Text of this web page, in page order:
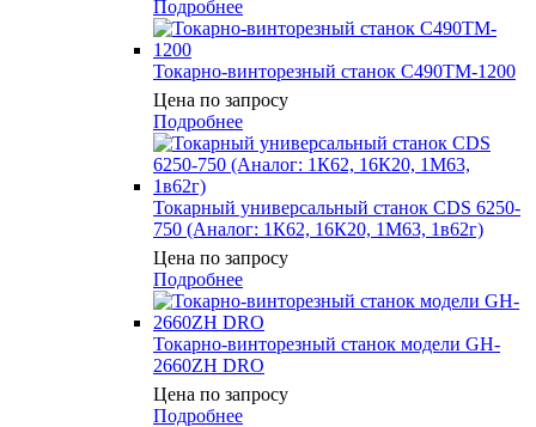
Подробнее
Токарно-винторезный станок C490TM-1200
Цена по запросу
Подробнее
Токарный универсальный станок CDS 6250-
750 (Аналог: 1К62, 16К20, 1М63, 1в62г)
Цена по запросу
Подробнее
Токарно-винторезный станок модели GH-
2660ZH DRO
Цена по запросу
Подробнее